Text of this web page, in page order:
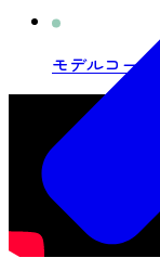
モデルコース